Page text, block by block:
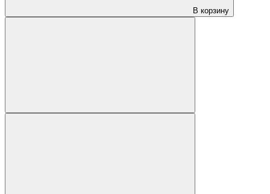
В корзину